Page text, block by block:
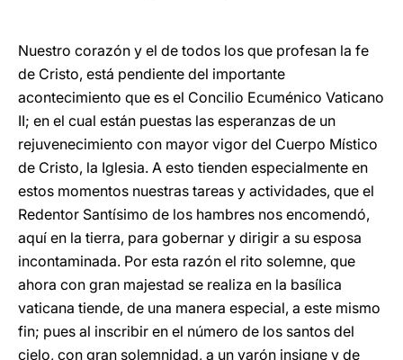
Nuestro corazón y el de todos los que profesan la fe
de Cristo, está pendiente del importante
acontecimiento que es el Concilio Ecuménico Vaticano
II; en el cual están puestas las esperanzas de un
rejuvenecimiento con mayor vigor del Cuerpo Místico
de Cristo, la Iglesia. A esto tienden especialmente en
estos momentos nuestras tareas y actividades, que el
Redentor Santísimo de los hambres nos encomendó,
aquí en la tierra, para gobernar y dirigir a su esposa
incontaminada. Por esta razón el rito solemne, que
ahora con gran majestad se realiza en la basílica
vaticana tiende, de una manera especial, a este mismo
fin; pues al inscribir en el número de los santos del
cielo, con gran solemnidad, a un varón insigne y de